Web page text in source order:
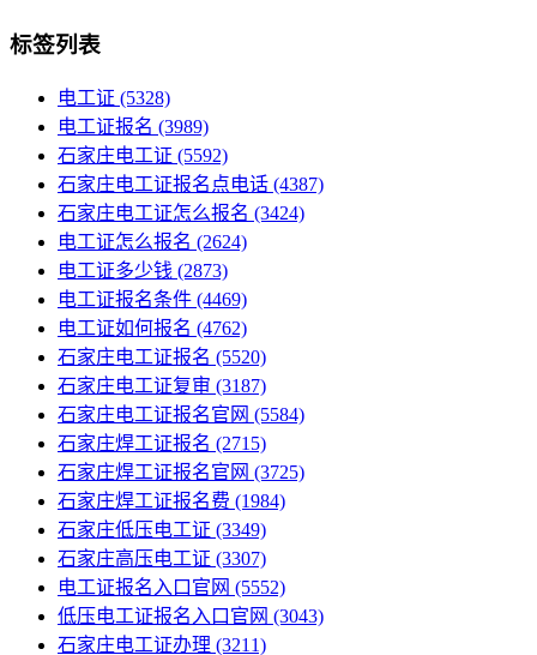
标签列表
电工证 (5328)
电工证报名 (3989)
石家庄电工证 (5592)
石家庄电工证报名点电话 (4387)
石家庄电工证怎么报名 (3424)
电工证怎么报名 (2624)
电工证多少钱 (2873)
电工证报名条件 (4469)
电工证如何报名 (4762)
石家庄电工证报名 (5520)
石家庄电工证复审 (3187)
石家庄电工证报名官网 (5584)
石家庄焊工证报名 (2715)
石家庄焊工证报名官网 (3725)
石家庄焊工证报名费 (1984)
石家庄低压电工证 (3349)
石家庄高压电工证 (3307)
电工证报名入口官网 (5552)
低压电工证报名入口官网 (3043)
石家庄电工证办理 (3211)